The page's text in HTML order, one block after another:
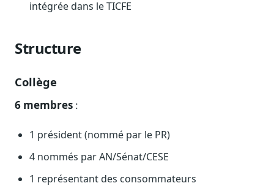
Le changelog mensuel
Public Sénat, ONG, cabinets
Méthode, valeurs et équipe
Charte IA
Sécurité
Hébergement européen, RGPD
Presse
Kit média, contacts
intégrée dans le TICFE
Structure
Collège
6 membres :
1 président (nommé par le PR)
4 nommés par AN/Sénat/CESE
1 représentant des consommateurs